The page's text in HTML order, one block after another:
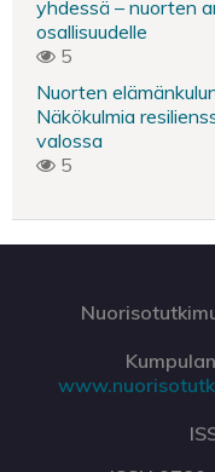
yhdessä – nuorten
osallisuudelle
5
Nuorten
Näkökulmia
valossa
5